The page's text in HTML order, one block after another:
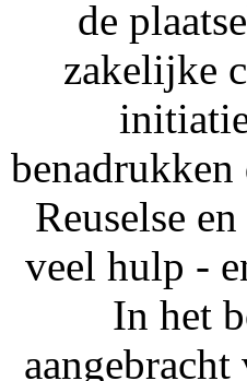
de
zakelijke
benadrukken
Reuselse
veel hulp -
In het